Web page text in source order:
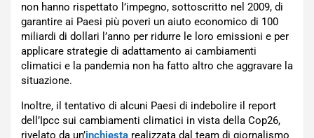
non hanno rispettato l’impegno, sottoscritto nel 2009, di
garantire ai Paesi più poveri un aiuto economico di 100
miliardi di dollari l’anno per ridurre le loro emissioni e per
applicare strategie di adattamento ai cambiamenti
climatici e la pandemia non ha fatto altro che aggravare la
situazione.
Inoltre, il tentativo di alcuni Paesi di indebolire il report
dell’Ipcc sui cambiamenti climatici in vista della Cop26,
rivelato da un’inchiesta realizzata dal team di giornalismo